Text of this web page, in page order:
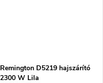
Remington D5219 hajszárító
2300 W Lila